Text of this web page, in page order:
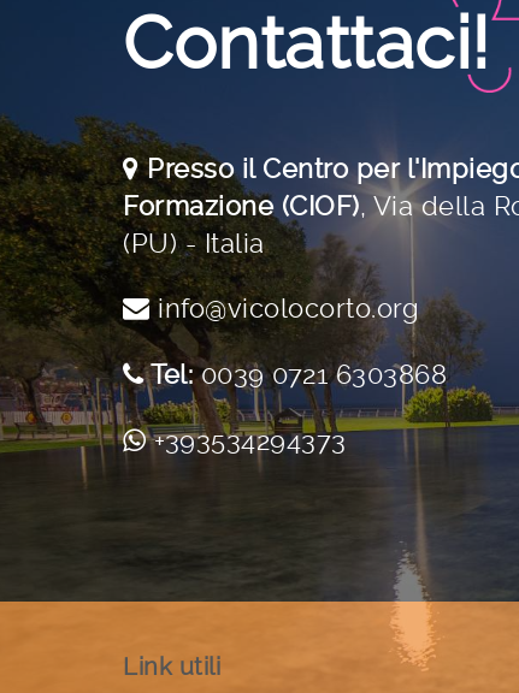
Contattaci!
Presso il Centro per
Formazione (CIOF), Via della
(PU) - Italia
info@vicolocorto.org
Tel: 0039 0721 6303868
+393534294373
Link utili